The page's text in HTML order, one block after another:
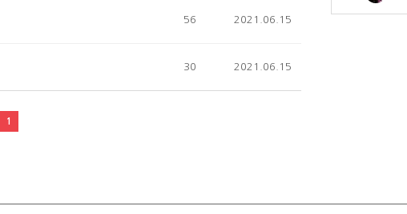
56 2021.06.15
30 2021.06.15
1